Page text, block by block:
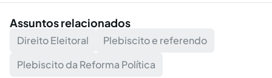
Assuntos relacionados
Direito Eleitoral
Plebiscito e referendo
Plebiscito da Reforma Política